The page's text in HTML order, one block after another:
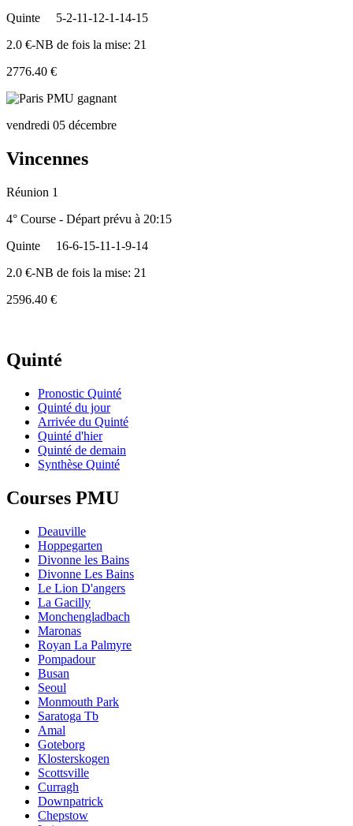
Quinte
5-2-11-12-1-14-15
2.0 €-NB de fois la mise: 21
2776.40 €
vendredi 05 décembre
Vincennes
Réunion 1
4° Course - Départ prévu à 20:15
Quinte
16-6-15-11-1-9-14
2.0 €-NB de fois la mise: 21
2596.40 €
Quinté
Pronostic Quinté
Quinté du jour
Arrivée du Quinté
Quinté d'hier
Quinté de demain
Synthèse Quinté
Courses PMU
Deauville
Hoppegarten
Divonne les Bains
Divonne Les Bains
Le Lion D'angers
La Gacilly
Monchengladbach
Maronas
Royan La Palmyre
Pompadour
Busan
Seoul
Monmouth Park
Saratoga Tb
Amal
Goteborg
Klosterskogen
Scottsville
Curragh
Downpatrick
Chepstow